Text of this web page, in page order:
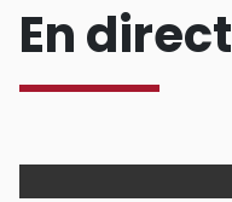
En direct